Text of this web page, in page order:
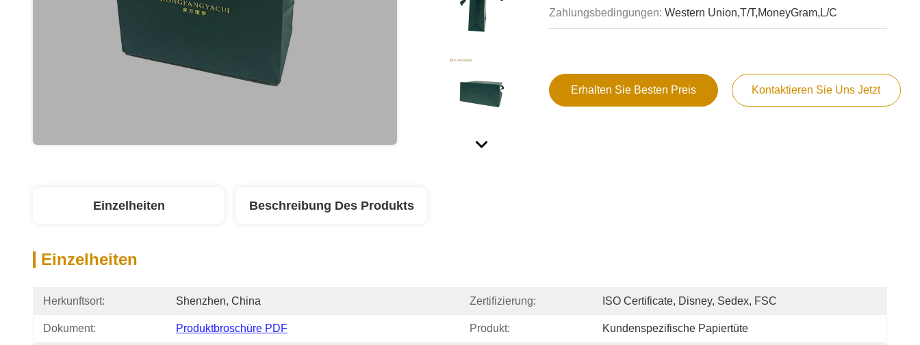
Zahlungsbedingungen: Western Union,T/T,MoneyGram,L/C
Erhalten Sie Besten Preis Kontaktieren Sie Uns Jetzt
Einzelheiten Beschreibung Des Produkts
Einzelheiten
Herkunftsort: Shenzhen, China Zertifizierung: ISO Certificate, Disney, Sedex, FSC
Dokument: Produktbroschüre PDF Produkt: Kundenspezifische Papiertüte